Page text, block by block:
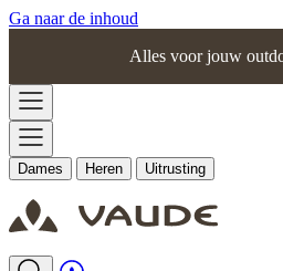
Ga naar de inhoud
Alles voor jouw
Dames Heren Uitrusting